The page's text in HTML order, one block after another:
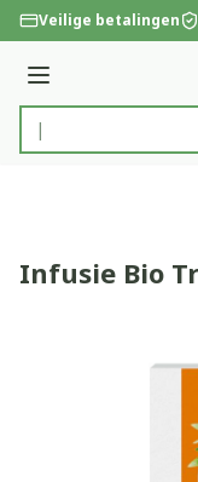
Ga naar de inhoud
Veilige betalingen
Menu
Product, merk,
Infusie Bio